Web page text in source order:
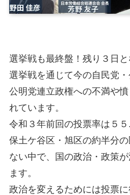
選挙戦も最終盤！残り３日と
選挙戦を通じて今の自民党
公明党連立政権への不満や
れています。
令和３年前回の投票率は５５
保土ケ谷区・旭区の約半分
ない中で、国の政治・政策
ます。
政治を変えるためには投票